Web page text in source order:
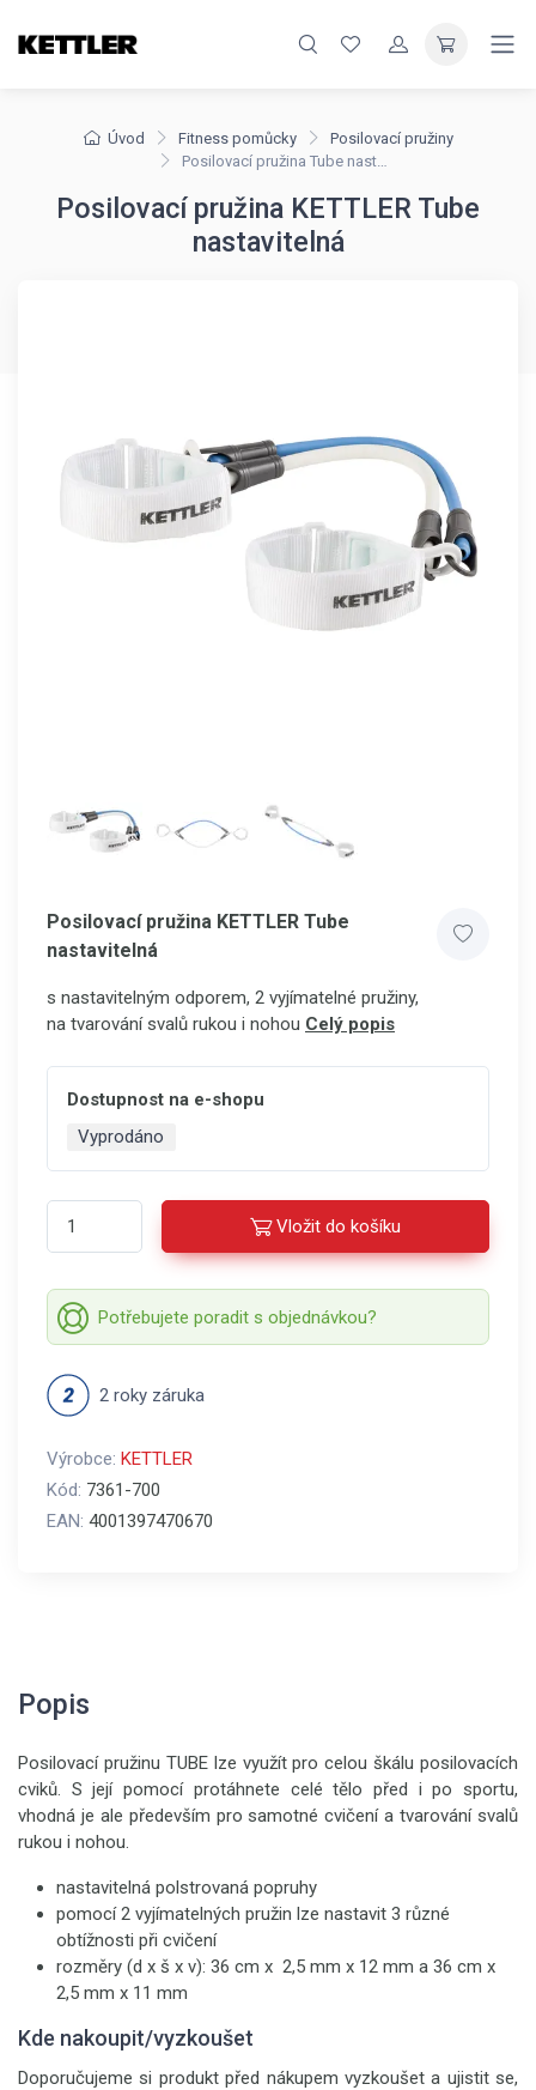
Úvod Fitness pomůcky
Posilovací pružiny
Posilovací pružina Tube nastavitelná
Posilovací pružina KETTLER Tube
nastavitelná
Posilovací pružina KETTLER Tube
nastavitelná
s nastavitelným odporem, 2 vyjímatelné pružiny,
na tvarování svalů rukou i nohou Celý popis
Dostupnost na e-shopu
Vyprodáno
Vložit do košíku
Potřebujete poradit s objednávkou?
2 roky záruka
Výrobce: KETTLER
Kód: 7361-700
EAN: 4001397470670
Popis
Posilovací pružinu TUBE lze využít pro celou škálu posilovacích
cviků. S její pomocí protáhnete celé tělo před i po sportu,
vhodná je ale především pro samotné cvičení a tvarování svalů
rukou i nohou.
nastavitelná polstrovaná popruhy
pomocí 2 vyjímatelných pružin lze nastavit 3 různé
obtížnosti při cvičení
rozměry (d x š x v): 36 cm x 2,5 mm x 12 mm a 36 cm x
2,5 mm x 11 mm
Kde nakoupit/vyzkoušet
Doporučujeme si produkt před nákupem vyzkoušet a ujistit se,